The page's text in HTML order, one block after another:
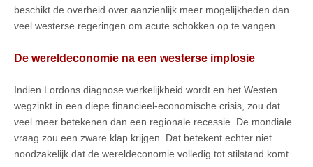
beschikt de overheid over aanzienlijk meer mogelijkheden dan
veel westerse regeringen om acute schokken op te vangen.
De wereldeconomie na een westerse implosie
Indien Lordons diagnose werkelijkheid wordt en het Westen
wegzinkt in een diepe financieel-economische crisis, zou dat
veel meer betekenen dan een regionale recessie. De mondiale
vraag zou een zware klap krijgen. Dat betekent echter niet
noodzakelijk dat de wereldeconomie volledig tot stilstand komt.